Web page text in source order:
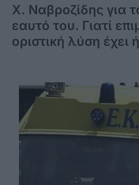
Χ. Ναβροζίδης για
εαυτό του. Γιατί
οριστική λύση